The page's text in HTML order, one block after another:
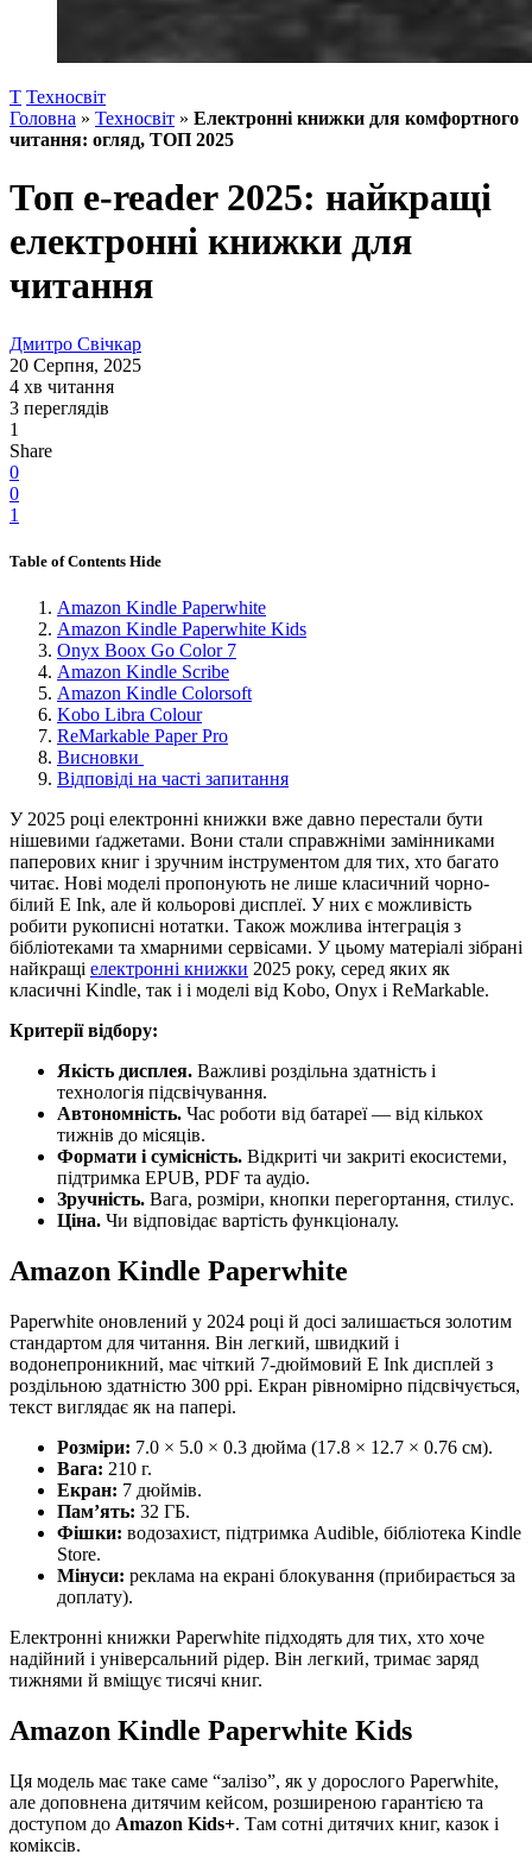
Т Техносвіт
Головна » Техносвіт » Електронні книжки для комфортного
читання: огляд, ТОП 2025
Топ e-reader 2025: найкращі
електронні книжки для
читання
Дмитро Свічкар
20 Серпня, 2025
4 хв читання
3 переглядів
1
Share
0
0
1
Table of Contents Hide
Amazon Kindle Paperwhite
Amazon Kindle Paperwhite Kids
Onyx Boox Go Color 7
Amazon Kindle Scribe
Amazon Kindle Colorsoft
Kobo Libra Colour
ReMarkable Paper Pro
Висновки
Відповіді на часті запитання
У 2025 році електронні книжки вже давно перестали бути
нішевими ґаджетами. Вони стали справжніми замінниками
паперових книг і зручним інструментом для тих, хто багато
читає. Нові моделі пропонують не лише класичний чорно-
білий E Ink, але й кольорові дисплеї. У них є можливість
робити рукописні нотатки. Також можлива інтеграція з
бібліотеками та хмарними сервісами. У цьому матеріалі зібрані
найкращі електронні книжки 2025 року, серед яких як
класичні Kindle, так і і моделі від Kobo, Onyx і ReMarkable.
Критерії відбору:
Якість дисплея. Важливі роздільна здатність і
технологія підсвічування.
Автономність. Час роботи від батареї — від кількох
тижнів до місяців.
Формати і сумісність. Відкриті чи закриті екосистеми,
підтримка EPUB, PDF та аудіо.
Зручність. Вага, розміри, кнопки перегортання, стилус.
Ціна. Чи відповідає вартість функціоналу.
Amazon Kindle Paperwhite
Paperwhite оновлений у 2024 році й досі залишається золотим
стандартом для читання. Він легкий, швидкий і
водонепроникний, має чіткий 7-дюймовий E Ink дисплей з
роздільною здатністю 300 ppi. Екран рівномірно підсвічується,
текст виглядає як на папері.
Розміри: 7.0 × 5.0 × 0.3 дюйма (17.8 × 12.7 × 0.76 см).
Вага: 210 г.
Екран: 7 дюймів.
Пам’ять: 32 ГБ.
Фішки: водозахист, підтримка Audible, бібліотека Kindle
Store.
Мінуси: реклама на екрані блокування (прибирається за
доплату).
Електронні книжки Paperwhite підходять для тих, хто хоче
надійний і універсальний рідер. Він легкий, тримає заряд
тижнями й вміщує тисячі книг.
Amazon Kindle Paperwhite Kids
Ця модель має таке саме “залізо”, як у дорослого Paperwhite,
але доповнена дитячим кейсом, розширеною гарантією та
доступом до Amazon Kids+. Там сотні дитячих книг, казок і
коміксів.